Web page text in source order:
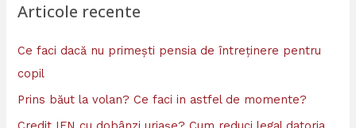
Articole recente
Ce faci dacă nu primești pensia de întreținere pentru
copil
Prins băut la volan? Ce faci in astfel de momente?